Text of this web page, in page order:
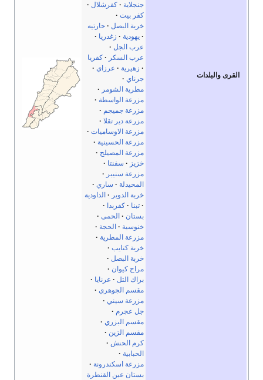
القرى والبلدات
جنجلاية
كفرشلال
كفر بيت
خربة البصل
حارتيه
يهودية
زغدريا
عرب الجل
عرب السكر
كفريا
زهيرية
عرزاي
جرناي
مطرية الشومر
مزرعة الواسطة
مزرعة جميجم
مزرعة دير تقلا
مزرعة الاوساميات
مزرعة الحسينية
مزرعة المصيلح
خزيز
سفنتا
مزرعة سنيبر
المحيدلة
ساري
خربة الدوير
الداودية
تبنا
كفربدا
بستان
الحمى
خنوسية
الحجة
مزرعة المطرية
خربة كتايب
خربة البصل
مراح كيوان
براك التل
عرنايا
مقسم الجوهري
مزرعة سيني
جل عجرم
مقسم البزري
مقسم الزين
كرم الحنش
الحبابية
مزرعة اسكندرونة
بستان عين القنطرة